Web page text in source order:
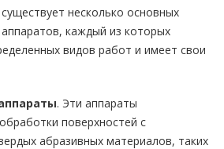
несколько основных
каждый из которых
видов работ и имеет свои
. Эти аппараты
поверхностей с
абразивных материалов, таких